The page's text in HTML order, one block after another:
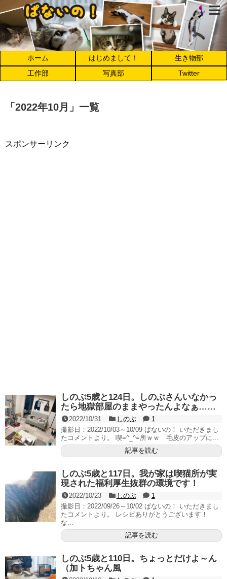
ホーム はじめまして！
生き物部
工作部
写真部 Twitter
「 2022年10月 」 一覧
スポンサーリンク
しのぶ5歳と124日。しのぶさんいなかっ
たら地獄部屋のままやったんよなぁ……
2022/10/31 しのぶ
1
撮影日：2022/10/03～10/09 ぱないの！ いただきまし
たコメントより。 喫=^_^=所ｗｗ 毛皮のアップに...
記事を読む
しのぶ5歳と117日。我が家は喫猫所が実
現された福利厚生抜群の環境です！
2022/10/23 しのぶ
1
撮影日：2022/09/26～10/02 ぱないの！ いただきまし
たコメントより。 レシピありがとうございます！
な...
記事を読む
しのぶ5歳と110日。ちょっとだけよ～ん
（加トちゃん風